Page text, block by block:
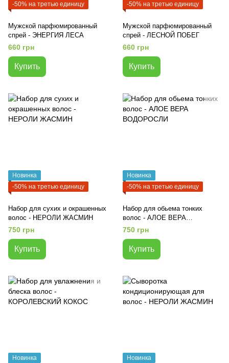
-50% на третью единицу
Мужской парфюмированный
спрей - ЭНЕРГИЯ ЛЕСА
660 грн
Купить
-50% на третью единицу
Мужской парфюмированный
спрей - ЛЕСНОЙ ПОБЕГ
660 грн
Купить
Новинка
-50% на третью единицу
Набор для сухих и окрашенных
волос - НЕРОЛИ ЖАСМИН
750 грн
Купить
Новинка
-50% на третью единицу
Набор для обьема тонких
волос - АЛОЕ ВЕРА
ВОДОРОСЛИ
750 грн
Купить
Новинка Новинка